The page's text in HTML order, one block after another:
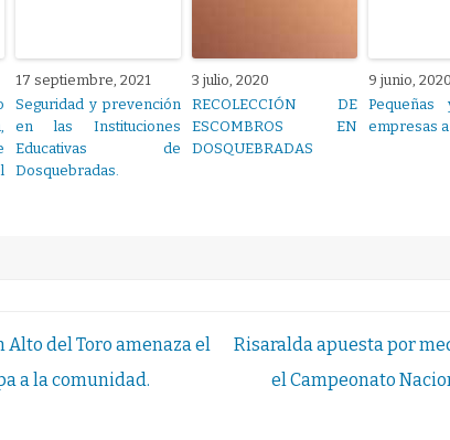
17 septiembre, 2021
Seguridad y prevención
en las Instituciones
Educativas de
Dosquebradas.
3 julio, 2020
RECOLECCIÓN DE
ESCOMBROS EN
DOSQUEBRADAS
9 junio, 2020
Pequeñas
empresas
Alto del Toro amenaza el
a la comunidad.
Risaralda apuesta por
el Campeonato